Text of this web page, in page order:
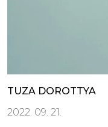
TUZA DOROTTYA
2022. 09. 21.